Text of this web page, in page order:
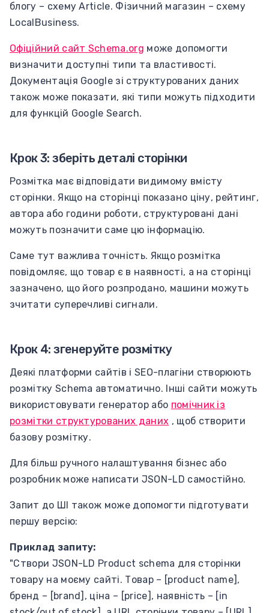
блогу – схему Article. Фізичний магазин – схему
LocalBusiness.
Офіційний сайт Schema.org може допомогти
визначити доступні типи та властивості.
Документація Google зі структурованих даних
також може показати, які типи можуть підходити
для функцій Google Search.
Крок 3: зберіть деталі сторінки
Розмітка має відповідати видимому вмісту
сторінки. Якщо на сторінці показано ціну, рейтинг,
автора або години роботи, структуровані дані
можуть позначити саме цю інформацію.
Саме тут важлива точність. Якщо розмітка
повідомляє, що товар є в наявності, а на сторінці
зазначено, що його розпродано, машини можуть
зчитати суперечливі сигнали.
Крок 4: згенеруйте розмітку
Деякі платформи сайтів і SEO-плагіни створюють
розмітку Schema автоматично. Інші сайти можуть
використовувати генератор або помічник із
розмітки структурованих даних , щоб створити
базову розмітку.
Для більш ручного налаштування бізнес або
розробник може написати JSON-LD самостійно.
Запит до ШІ також може допомогти підготувати
першу версію:
Приклад запиту:
"Створи JSON-LD Product schema для сторінки
товару на моєму сайті. Товар – [product name],
бренд – [brand], ціна – [price], наявність – [in